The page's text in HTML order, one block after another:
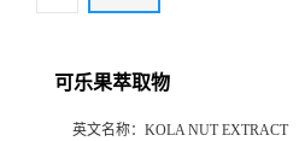
可乐果萃取物
英文名称： KOLA NUT EXTRACT